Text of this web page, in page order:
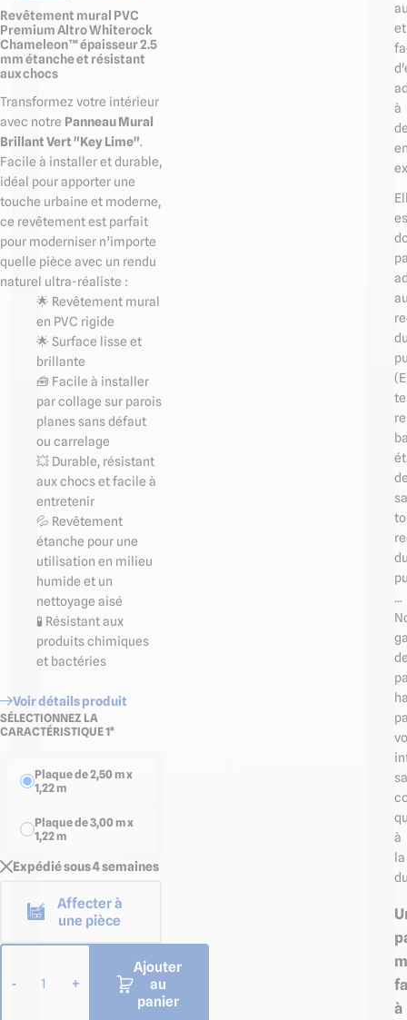
Revêtement mural PVC
Premium Altro Whiterock
Chameleon™ épaisseur 2.5
mm étanche et résistant
aux chocs
Transformez votre intérieur
avec notre Panneau Mural
Brillant Vert "Key Lime".
Facile à installer et durable,
idéal pour apporter une
touche urbaine et moderne,
ce revêtement est parfait
pour moderniser n’importe
quelle pièce avec un rendu
naturel ultra-réaliste :
🌟 Revêtement mural
en PVC rigide
🌟 Surface lisse et
brillante
🧰 Facile à installer
par collage sur parois
planes sans défaut
ou carrelage
💥 Durable, résistant
aux chocs et facile à
entretenir
💦 Revêtement
étanche pour une
utilisation en milieu
humide et un
nettoyage aisé
🧪 Résistant aux
produits chimiques
et bactéries
Voir détails produit
SÉLECTIONNEZ LA
CARACTÉRISTIQUE 1*
Plaque de 2,50 m x
1,22 m
Plaque de 3,00 m x
1,22 m
Expédié sous 4 semaines
Affecter à
une pièce
- 1 +
Ajouter
au
panier
et
à
...
à
la
à